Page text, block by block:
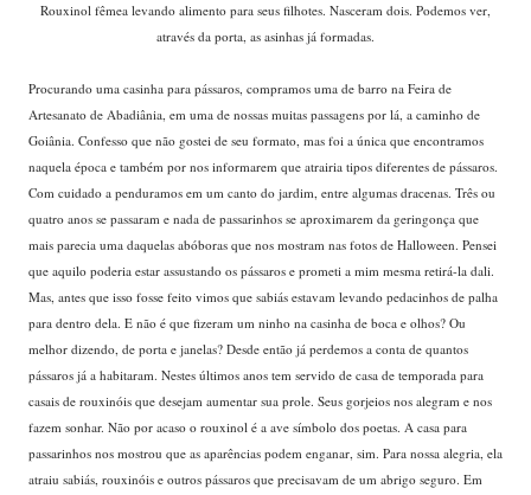
Rouxinol fêmea levando alimento para seus filhotes. Nasceram dois. Podemos ver,
através da porta, as asinhas já formadas.
Procurando uma casinha para pássaros, compramos uma de barro na Feira de
Artesanato de Abadiânia, em uma de nossas muitas passagens por lá, a caminho de
Goiânia. Confesso que não gostei de seu formato, mas foi a única que encontramos
naquela época e também por nos informarem que atrairia tipos diferentes de pássaros.
Com cuidado a penduramos em um canto do jardim, entre algumas dracenas. Três ou
quatro anos se passaram e nada de passarinhos se aproximarem da geringonça que
mais parecia uma daquelas abóboras que nos mostram nas fotos de Halloween. Pensei
que aquilo poderia estar assustando os pássaros e prometi a mim mesma retirá-la dali.
Mas, antes que isso fosse feito vimos que sabiás estavam levando pedacinhos de palha
para dentro dela. E não é que fizeram um ninho na casinha de boca e olhos? Ou
melhor dizendo, de porta e janelas? Desde então já perdemos a conta de quantos
pássaros já a habitaram. Nestes últimos anos tem servido de casa de temporada para
casais de rouxinóis que desejam aumentar sua prole. Seus gorjeios nos alegram e nos
fazem sonhar. Não por acaso o rouxinol é a ave símbolo dos poetas. A casa para
passarinhos nos mostrou que as aparências podem enganar, sim. Para nossa alegria, ela
atraiu sabiás, rouxinóis e outros pássaros que precisavam de um abrigo seguro. Em